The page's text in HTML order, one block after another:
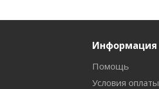
Информация
Помощь
Условия оплаты